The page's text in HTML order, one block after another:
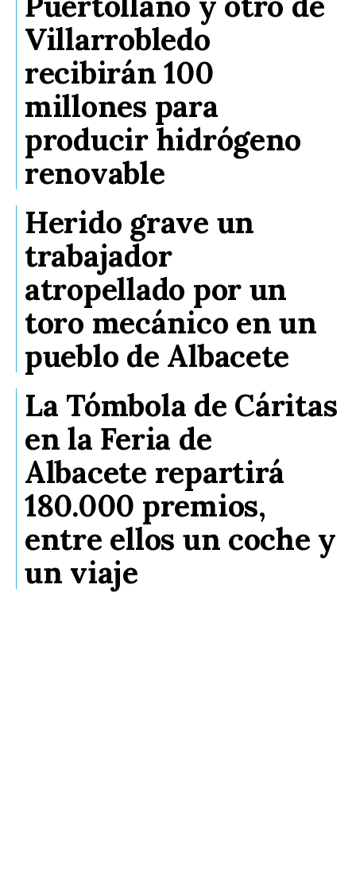
Villarrobledo
recibirán 100
millones para
producir hidrógeno
renovable
Herido grave un
trabajador
atropellado por un
toro mecánico en un
pueblo de Albacete
La Tómbola de Cáritas
en la Feria de
Albacete repartirá
180.000 premios,
entre ellos un coche y
un viaje